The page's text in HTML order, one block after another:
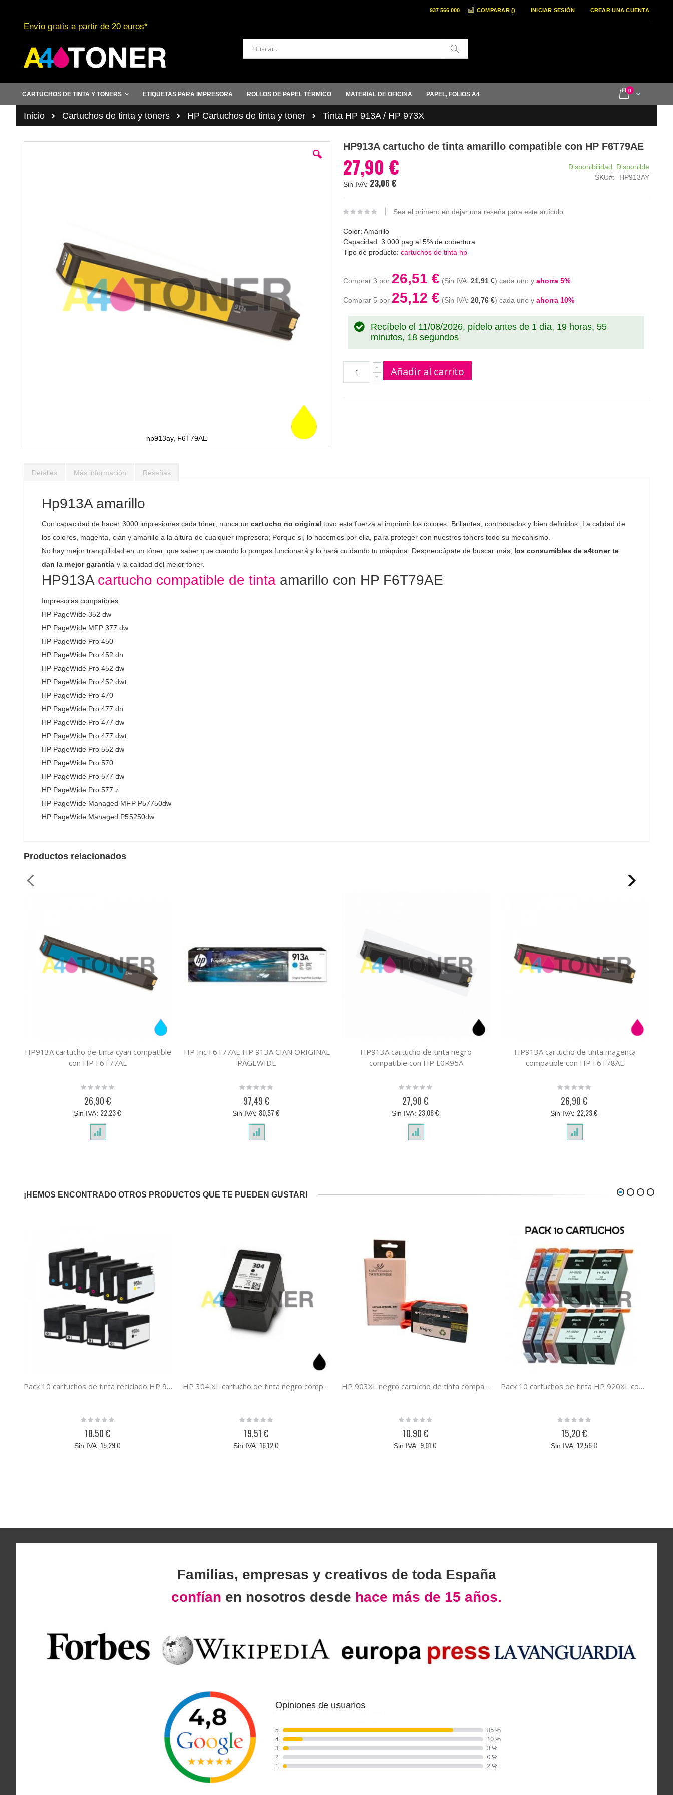
al
contenido
COMPARAR () INICIAR SESIÓN CREAR UNA CUENTA
937 566 000
Envío gratis a partir de 20 euros*
Buscar
Cart
0items
CARTUCHOS DE TINTA Y TONERS ETIQUETAS PARA IMPRESORA ROLLOS DE PAPEL TÉRMICO MATERIAL DE OFICINA PAPEL, FOLIOS A4
Inicio Cartuchos de tinta y toners HP Cartuchos de tinta y toner Tinta HP 913A / HP 973X
hp913ay, F6T79AE
comienzo
galería
imágenes
HP913A cartucho de tinta amarillo compatible con HP F6T79AE
27,90 €
23,06 €
Disponibilidad: Disponible
SKU
HP913AY
Sea el primero en dejar una reseña para este artículo
Color: Amarillo
Capacidad: 3.000 pag al 5% de cobertura
Tipo de producto: cartuchos de tinta hp
Comprar 3 por 26,51 € 21,91 € cada uno y ahorra 5%
Comprar 5 por 25,12 € 20,76 € cada uno y ahorra 10%
Recíbelo el 11/08/2026, pídelo antes de 1 día, 19 horas, 55
minutos, 17 segundos
Añadir al carrito
Detalles
Hp913A amarillo
Con capacidad de hacer 3000 impresiones cada tóner, nunca uncartucho no original tuvo esta fuerza al imprimir los colores. Brillantes, contrastados y bien definidos. La calidad de
los colores, magenta, cian y amarillo a la altura de cualquier impresora; Porque si, lo hacemos por ella, para proteger con nuestros tóners todo su mecanismo.
No hay mejor tranquilidad en un tóner, que saber que cuando lo pongas funcionará y lo hará cuidando tu máquina. Despreocúpate de buscar más, los consumibles de a4toner te
dan la mejor garantía y la calidad del mejor tóner.
HP913A cartucho compatible de tinta amarillo con HP F6T79AE
Impresoras compatibles:
HP PageWide 352 dw
HP PageWide MFP 377 dw
HP PageWide Pro 450
HP PageWide Pro 452 dn
HP PageWide Pro 452 dw
HP PageWide Pro 452 dwt
HP PageWide Pro 470
HP PageWide Pro 477 dn
HP PageWide Pro 477 dw
HP PageWide Pro 477 dwt
HP PageWide Pro 552 dw
HP PageWide Pro 570
HP PageWide Pro 577 dw
HP PageWide Pro 577 z
HP PageWide Managed MFP P57750dw
HP PageWide Managed P55250dw
Más información Reseñas
Productos relacionados
HP913A cartucho de tinta cyan compatible
con HP F6T77AE
Rating:
26,90 €
22,23 €
HP Inc F6T77AE HP 913A CIAN ORIGINAL
PAGEWIDE
Rating:
97,49 €
80,57 €
HP913A cartucho de tinta negro
compatible con HP L0R95A
Rating:
27,90 €
23,06 €
HP913A cartucho de tinta magenta
compatible con HP F6T78AE
Rating:
26,90 €
22,23 €
¡HEMOS ENCONTRADO OTROS PRODUCTOS QUE TE PUEDEN GUSTAR!
Pack 10 cartuchos de tinta reciclado HP 950XL HP 951XL compatible al cartucho original HP C2P43AE
Rating:
18,50 €
15,29 €
HP 304 XL cartucho de tinta negro compatible
Rating:
19,51 €
16,12 €
HP 903XL negro cartucho de tinta compatible T6M15AE
Rating:
10,90 €
9,01 €
Pack 10 cartuchos de tinta HP 920XL compatibles
Rating:
15,20 €
12,56 €
Familias, empresas y creativos de toda España
confían en nosotros desde hace más de 15 años.